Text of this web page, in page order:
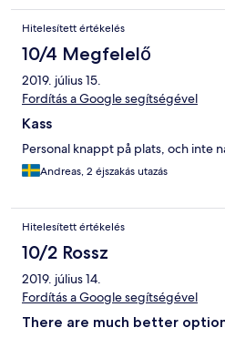
was prepared and no showergel in
Hitelesített értékelés
10/4 Megfelelő
2019. július 15.
Fordítás a Google segítségével
Kass
Personal knappt på plats, och inte
Andreas, 2 éjszakás utazás
Hitelesített értékelés
10/2 Rossz
2019. július 14.
Fordítás a Google segítségével
There are much better